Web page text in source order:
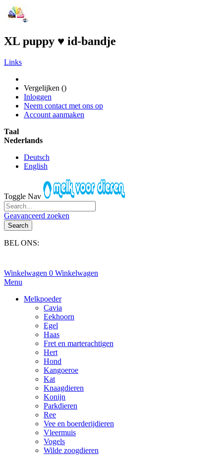
XL puppy ♥ id-bandje
Links
Vergelijken ()
Inloggen
Neem contact met ons op
Account aanmaken
Taal
Nederlands
Deutsch
English
Toggle Nav
Geavanceerd zoeken
Search
BEL ONS:
Winkelwagen 0 Winkelwagen
Menu
Melkpoeder
Cavia
Eekhoorn
Egel
Haas
Fret en marterachtigen
Hert
Hond
Kangoeroe
Kat
Knaagdieren
Konijn
Parkdieren
Ree
Vee en boerderijdieren
Vleermuis
Vogels
Wilde zoogdieren